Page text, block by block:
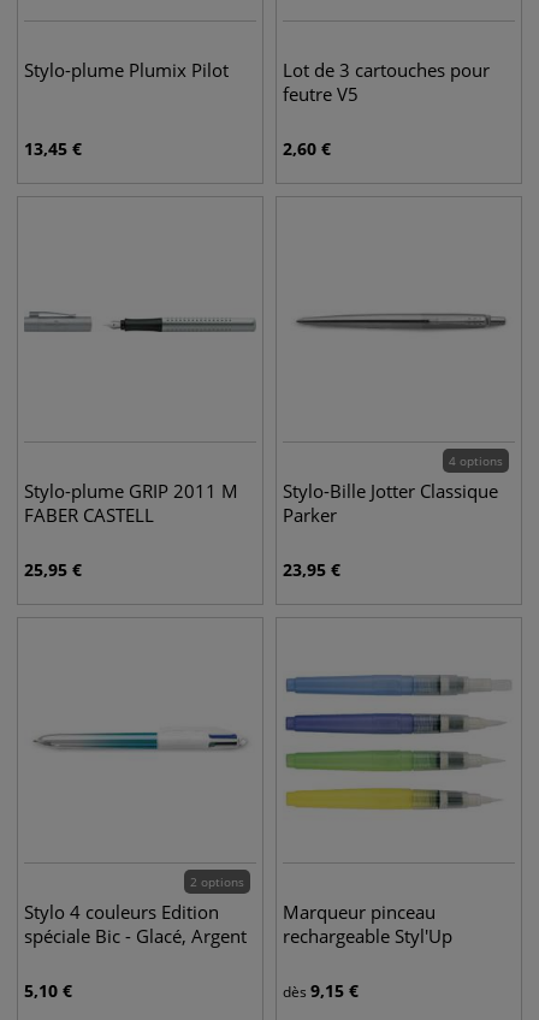
Stylo-plume Plumix Pilot
13,45 €
Lot de 3 cartouches pour
feutre V5
2,60 €
Stylo-plume GRIP 2011 M
FABER CASTELL
25,95 €
4 options
Stylo-Bille Jotter Classique
Parker
23,95 €
2 options
Stylo 4 couleurs Edition
spéciale Bic - Glacé, Argent
5,10 €
Marqueur pinceau
rechargeable Styl'Up
dès 9,15 €